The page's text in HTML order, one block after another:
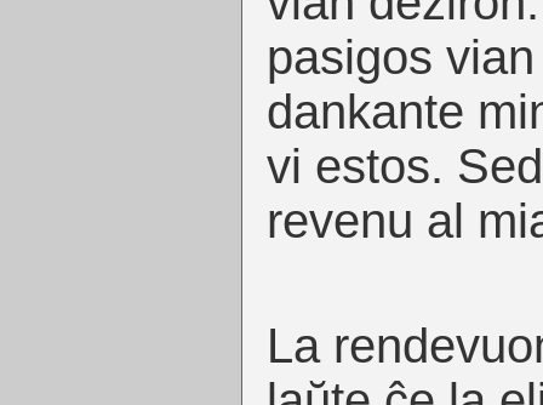
pasigos
dankante
vi estos.
revenu al
La